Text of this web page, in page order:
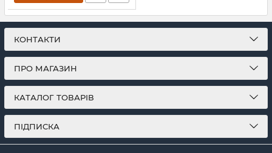
КОНТАКТИ
ПРО МАГАЗИН
КАТАЛОГ ТОВАРІВ
ПІДПИСКА